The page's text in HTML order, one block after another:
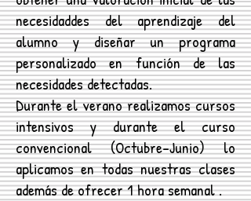
necesidaddes del aprendizaje del
alumno y diseñar un programa
personalizado en función de las
necesidades detectadas.
Durante el verano realizamos cursos
intensivos y durante el curso
convencional (Octubre-Junio) lo
aplicamos en todas nuestras clases
además de ofrecer 1 hora semanal .